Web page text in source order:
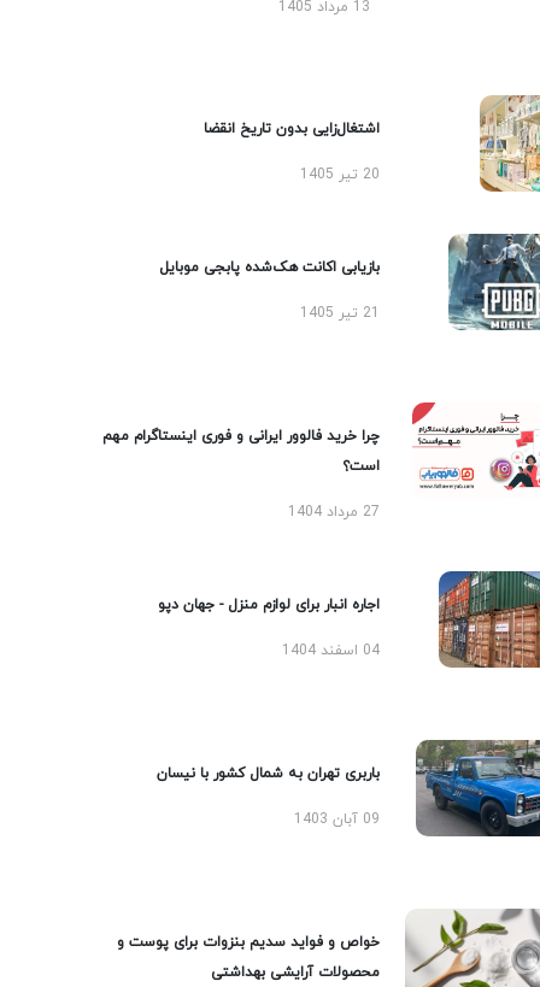
13 مرداد 1405
اشتغال‌زایی بدون تاریخ انقضا
20 تیر 1405
بازیابی اکانت هک‌شده پابجی موبایل
چرا خرید فالوور ایرانی و فوری اینستاگرام مهم
است؟
27 مرداد 1404
اجاره انبار برای لوازم منزل - جهان دپو
04 اسفند 1404
باربری تهران به شمال کشور با نیسان
09 آبان 1403
خواص و فواید سدیم بنزوات برای پوست و
محصولات آرایشی بهداشتی